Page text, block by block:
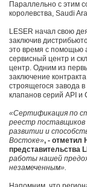
Параллельно с этим
королевства, Saudi
LESER начал свою
заключив
это время с помощью
сервисный центр и
центр. Одним из
заключение
строящегося завода
клапанов серий API и
«Сертификация по
реестр поставщиков
развитии и
Востоке», - отметил
представительства
работы нашей
незамеченным».